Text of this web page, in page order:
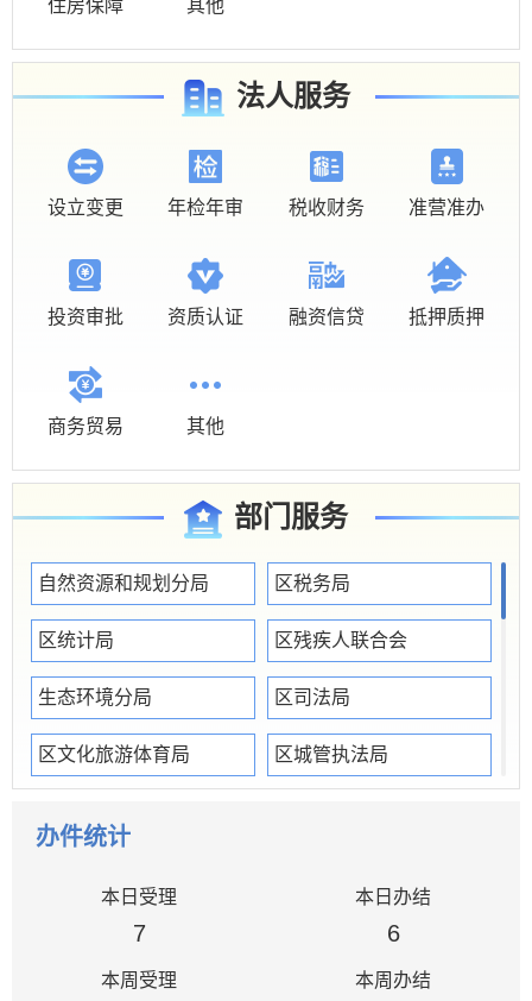
住房保障 其他
法人服务
设立变更 年检年审 税收财务 准营准办
投资审批 资质认证 融资信贷 抵押质押
商务贸易 其他
部门服务
自然资源和规划分局 区税务局
区统计局 区残疾人联合会
生态环境分局 区司法局
区文化旅游体育局 区城管执法局
区民政局
办件统计
本日受理
7
本日办结
6
本周受理 本周办结